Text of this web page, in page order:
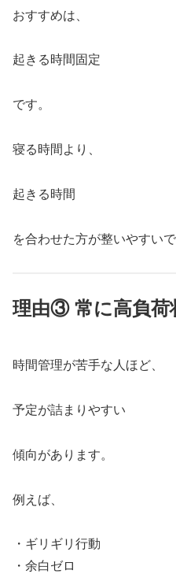
おすすめは、
起きる時間固定
です。
寝る時間より、
起きる時間
を合わせた方が整いやすいで
理由③ 常に高負荷
時間管理が苦手な人ほど、
予定が詰まりやすい
傾向があります。
例えば、
・ギリギリ行動
・余白ゼロ